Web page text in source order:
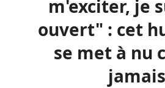
m'exciter, je
ouvert" : cet
se met à nu
jamais